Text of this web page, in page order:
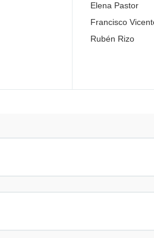
Elena Pastor
Francisco
Rubén Rizo